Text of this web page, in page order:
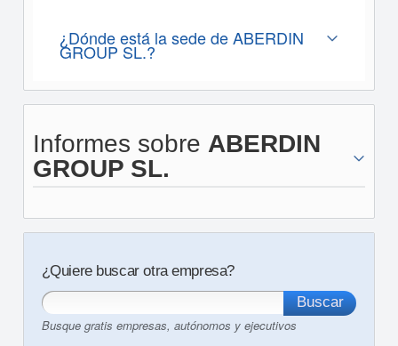
¿Dónde está la sede de ABERDIN
GROUP SL.?
Informes sobre ABERDIN
GROUP SL.
¿Quiere buscar otra empresa?
Busque gratis empresas, autónomos y ejecutivos